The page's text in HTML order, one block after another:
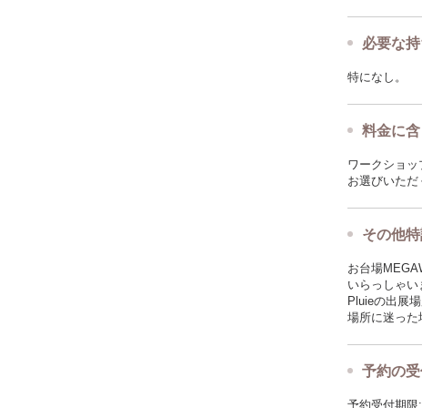
必要な
特になし。
料金に
ワークショッ
お選びいただ
その他
お台場
いらっしゃい
Pluieの出展
場所に迷った
予約の
予約受付期限